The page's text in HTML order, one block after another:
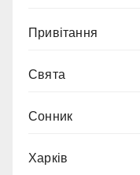
Привітання
Свята
Сонник
Харків